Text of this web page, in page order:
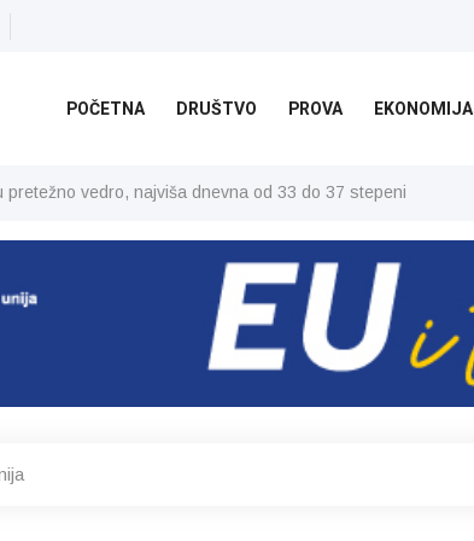
POČETNA DRUŠTVO PROVA EKONOMIJA
pretežno vedro, najviša dnevna od 33 do 37 stepeni